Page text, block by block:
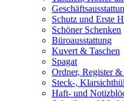
Schutz und Erste
Schöner Schenken
Büroausstattung
Kuvert & Taschen
Spagat
Ordner, Register
Steck-,
Haft- und